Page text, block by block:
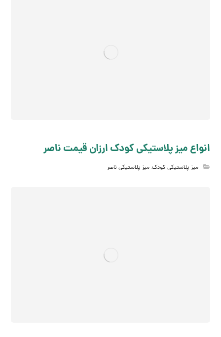
انواع میز پلاستیکی کودک ارزان قیمت ناصر
میز پلاستیکی کودک,میز پلاستیکی ناصر